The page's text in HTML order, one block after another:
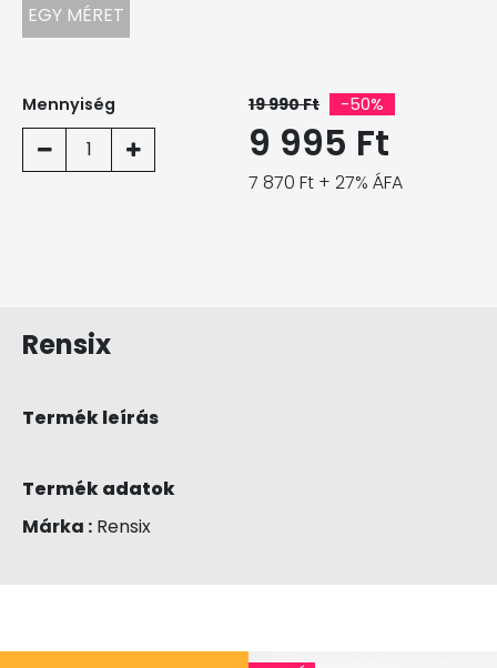
EGY MÉRET
Mennyiség
1
19 990 Ft -50%
9 995 Ft
7 870 Ft + 27% ÁFA
Rensix
Termék leírás
Termék adatok
Márka : Rensix